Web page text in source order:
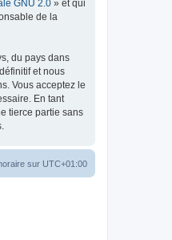
GNU 2.0 » et qui
de la
du pays dans
et nous
Vous acceptez le
En tant
tierce partie sans
sur UTC+01:00